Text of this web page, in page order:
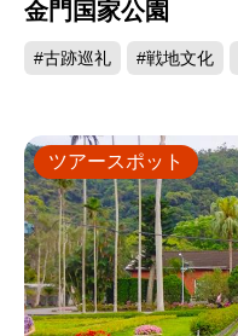
金門国家公園
#古跡巡礼 #戦地文化
ツアースポット